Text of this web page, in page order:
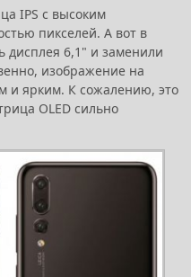
IPS с высоким
пикселей. А вот в
дисплея 6,1" и заменили
изображение на
и ярким. К сожалению, это
OLED сильно